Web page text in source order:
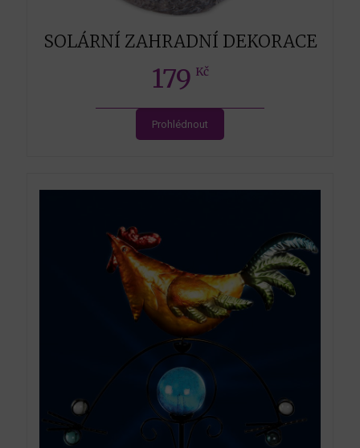
SOLÁRNÍ ZAHRADNÍ DEKORACE
179 Kč
Prohlédnout